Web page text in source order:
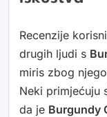
Recenzije
drugih ljudi s
miris zbog
Neki primjećuju
da je Burgundy